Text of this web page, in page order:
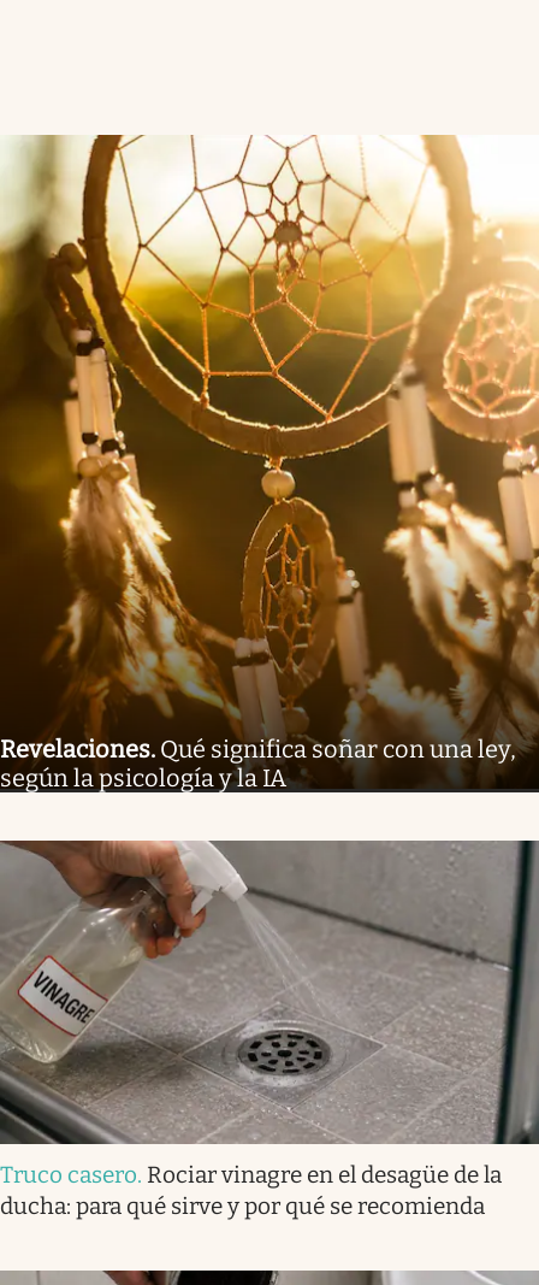
Revelaciones. Qué significa soñar con una ley,
según la psicología y la IA
Truco casero. Rociar vinagre en el desagüe de la
ducha: para qué sirve y por qué se recomienda